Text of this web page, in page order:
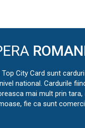
Top City Card sunt
national. Cardurile
mai mult prin
fie ca sunt